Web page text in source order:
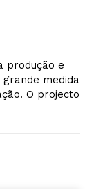
produção e
medida
O projecto